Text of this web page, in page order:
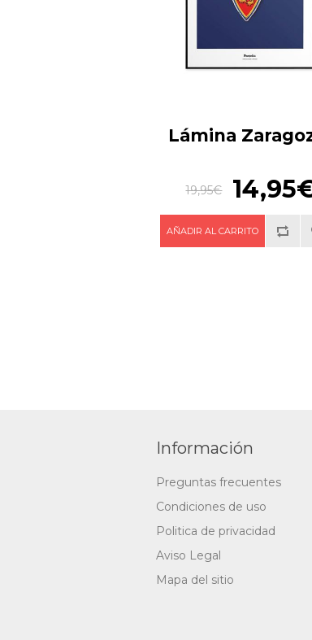
Lámina
19,95€
Información
Preguntas frecuentes
Condiciones de uso
Politica de privacidad
Aviso Legal
Mapa del sitio